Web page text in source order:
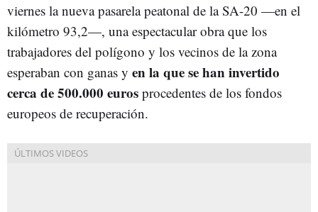
viernes la nueva pasarela peatonal de la SA-20 —en el
kilómetro 93,2—, una espectacular obra que los
trabajadores del polígono y los vecinos de la zona
esperaban con ganas y en la que se han invertido
cerca de 500.000 euros procedentes de los fondos
europeos de recuperación.